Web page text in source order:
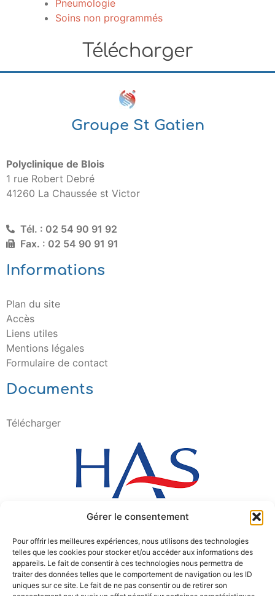
Gérer le consentement
Pour offrir les meilleures expériences, nous utilisons des technologies
telles que les cookies pour stocker et/ou accéder aux informations des
appareils. Le fait de consentir à ces technologies nous permettra de
traiter des données telles que le comportement de navigation ou les ID
uniques sur ce site. Le fait de ne pas consentir ou de retirer son
Pneumologie
Soins non programmés
Télécharger
Groupe St Gatien
Polyclinique de Blois
1 rue Robert Debré
41260 La Chaussée st Victor
Tél. : 02 54 90 91 92
Fax. : 02 54 90 91 91
Informations
Plan du site
Accès
Liens utiles
Mentions légales
Formulaire de contact
Documents
Télécharger